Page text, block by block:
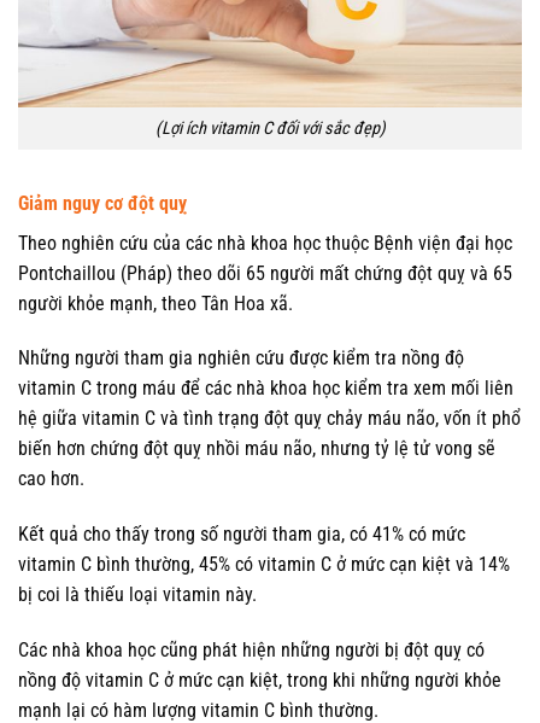
(Lợi ích vitamin C đối với sắc đẹp)
Giảm nguy cơ đột quỵ
Theo nghiên cứu của các nhà khoa học thuộc Bệnh viện đại học
Pontchaillou (Pháp) theo dõi 65 người mất chứng đột quỵ và 65
người khỏe mạnh, theo Tân Hoa xã.
Những người tham gia nghiên cứu được kiểm tra nồng độ
vitamin C trong máu để các nhà khoa học kiểm tra xem mối liên
hệ giữa vitamin C và tình trạng đột quỵ chảy máu não, vốn ít phổ
biến hơn chứng đột quỵ nhồi máu não, nhưng tỷ lệ tử vong sẽ
cao hơn.
Kết quả cho thấy trong số người tham gia, có 41% có mức
vitamin C bình thường, 45% có vitamin C ở mức cạn kiệt và 14%
bị coi là thiếu loại vitamin này.
Các nhà khoa học cũng phát hiện những người bị đột quỵ có
nồng độ vitamin C ở mức cạn kiệt, trong khi những người khỏe
mạnh lại có hàm lượng vitamin C bình thường.